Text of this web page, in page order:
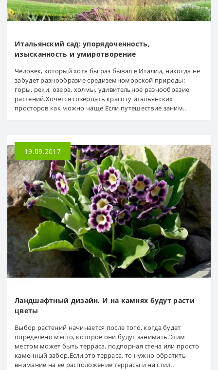
Итальянский сад: упорядоченность,
изысканность и умиротворение
Человек, который хотя бы раз бывал в Италии, никогда не
забудет разнообразие средиземноморской природы:
горы, реки, озера, холмы, удивительное разнообразие
растений.Хочется созерцать красоту итальянских
просторов как можно чаще.Если путешествие заним..
19.09.2017
Ландшафтный дизайн. И на камнях будут расти
цветы
Выбор растений начинается после того, когда будет
определено место, которое они будут занимать.Этим
местом может быть терраса, подпорная стена или просто
каменный забор.Если это терраса, то нужно обратить
внимание на ее расположение террасы и на стил..